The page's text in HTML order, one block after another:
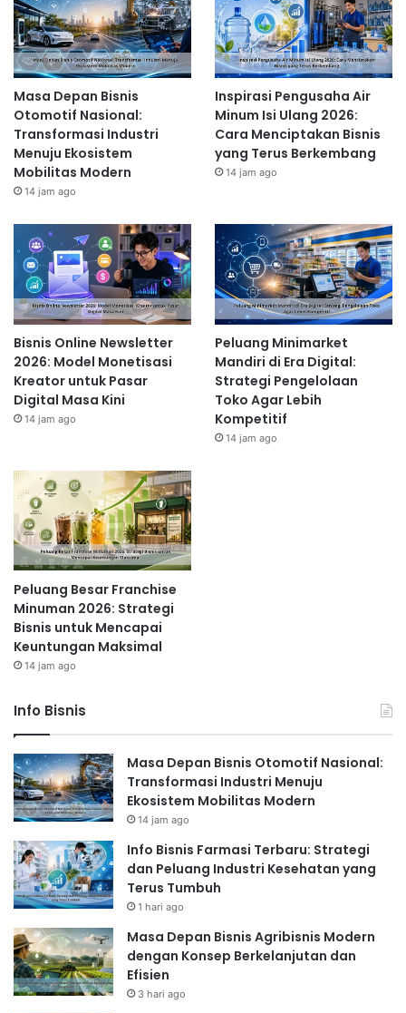
Masa Depan Bisnis
Otomotif Nasional:
Transformasi Industri
Menuju Ekosistem
Mobilitas Modern
14 jam ago
Inspirasi Pengusaha Air
Minum Isi Ulang 2026:
Cara Menciptakan Bisnis
yang Terus Berkembang
14 jam ago
Bisnis Online Newsletter
2026: Model Monetisasi
Kreator untuk Pasar
Digital Masa Kini
14 jam ago
Peluang Minimarket
Mandiri di Era Digital:
Strategi Pengelolaan
Toko Agar Lebih
Kompetitif
14 jam ago
Peluang Besar Franchise
Minuman 2026: Strategi
Bisnis untuk Mencapai
Keuntungan Maksimal
14 jam ago
Info Bisnis
Masa Depan Bisnis Otomotif Nasional:
Transformasi Industri Menuju
Ekosistem Mobilitas Modern
14 jam ago
Info Bisnis Farmasi Terbaru: Strategi
dan Peluang Industri Kesehatan yang
Terus Tumbuh
1 hari ago
Masa Depan Bisnis Agribisnis Modern
dengan Konsep Berkelanjutan dan
Efisien
3 hari ago